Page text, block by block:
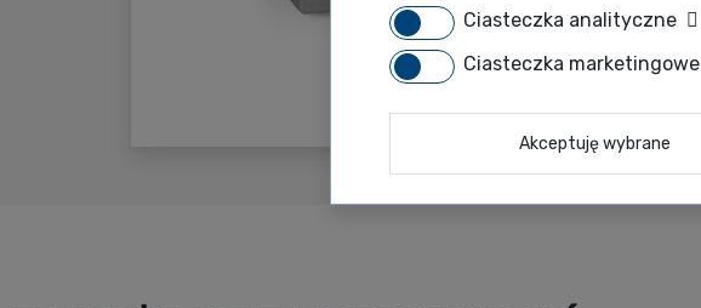
Ciasteczka analityczne
Ciasteczka marketingowe
Akceptuję wybrane